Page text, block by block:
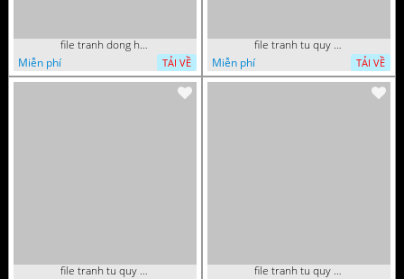
file tranh dong ho tai loc tet cay kim tien phuc loc tho than tai di lac 072026 70
Miễn phí
TẢI VỀ
file tranh tu quy tung hac dai bang ho rong phuong 082026 37
Miễn phí
TẢI VỀ
file tranh tu quy tung hac dai bang ho rong phuong 082026 21
file tranh tu quy tung hac dai bang ho rong phuong 082026 15